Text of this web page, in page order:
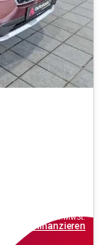
inkl.MwSt.
finanzieren